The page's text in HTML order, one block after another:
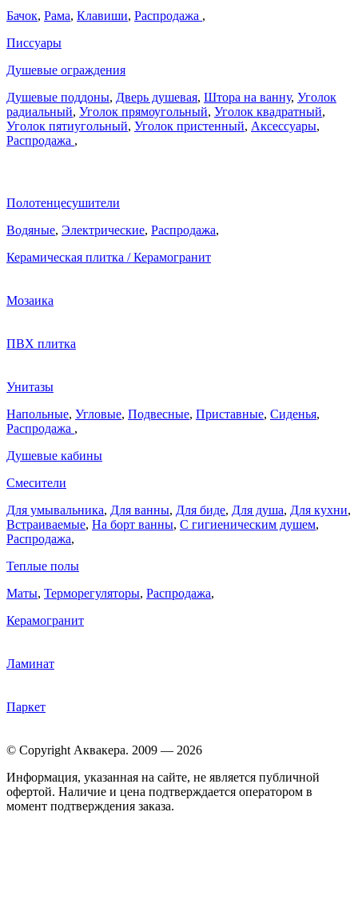
Бачок, Рама, Клавиши, Распродажа ,
Писсуары
Душевые ограждения
Душевые поддоны, Дверь душевая, Штора на ванну, Уголок
радиальный, Уголок прямоугольный, Уголок квадратный,
Уголок пятиугольный, Уголок пристенный, Аксессуары,
Распродажа ,
Полотенцесушители
Водяные, Электрические, Распродажа,
Керамическая плитка / Керамогранит
Мозаика
ПВХ плитка
Унитазы
Напольные, Угловые, Подвесные, Приставные, Сиденья,
Распродажа ,
Душевые кабины
Смесители
Для умывальника, Для ванны, Для биде, Для душа, Для кухни,
Встраиваемые, На борт ванны, C гигиеническим душем,
Распродажа,
Теплые полы
Маты, Терморегуляторы, Распродажа,
Керамогранит
Ламинат
Паркет
© Copyright Аквакера. 2009 — 2026
Информация, указанная на сайте, не является публичной
офертой. Наличие и цена подтверждается оператором в
момент подтверждения заказа.